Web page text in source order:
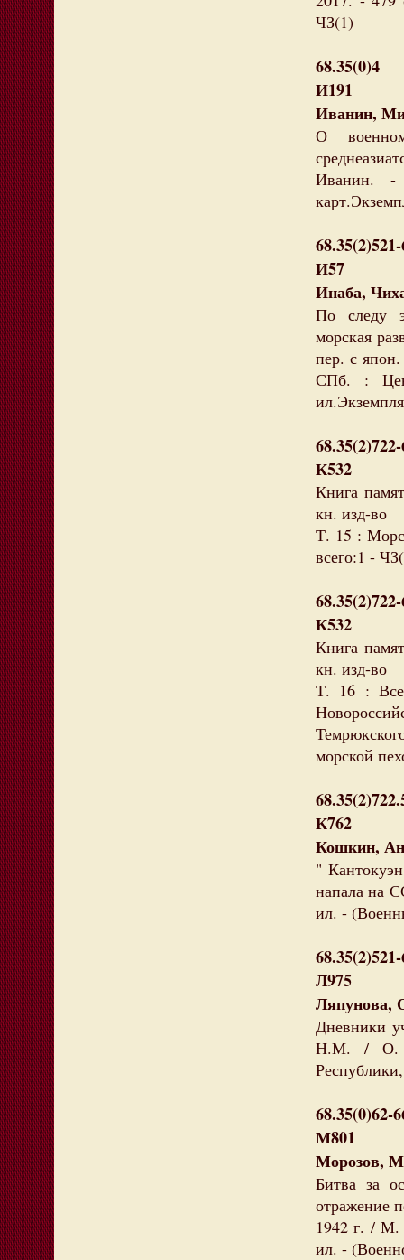
ЧЗ(1)
68.35(0)4
И191
Иванин,
О
Иванин.
И57
Инаба,
По следу
морская
пер. с
СПб. :
К532
Книга
кн. изд-во
Т. 15 :
всего:1 -
К532
Книга
кн. изд-во
Т. 16 :
морской
К762
Кошкин,
"
напала на
ил. -
Л975
Ляпунова,
Дневники
Н.М. / О.
68.35(0)62-
М801
Морозов,
Битва за
отражение
1942 г. /
ил. -